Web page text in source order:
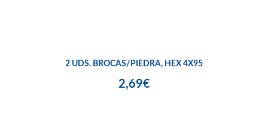
2 UDS. BROCAS/PIEDRA, HEX 4X95
2,69€